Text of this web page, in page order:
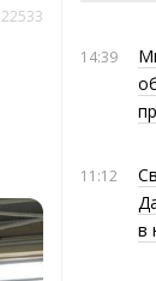
22533
14:39
11:12
в